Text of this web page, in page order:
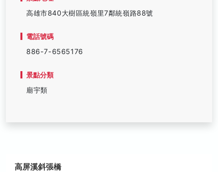
高雄市840大樹區統嶺里7鄰統嶺路88號
電話號碼
886-7-6565176
景點分類
廟宇類
高屏溪斜張橋